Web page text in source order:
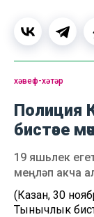
хәвеф-хәтәр
Полиция
бистәсе
19 яшьлек
меңләп акча
(Казан, 30
Тынычлык